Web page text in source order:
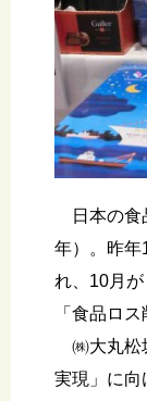
日本の食
年）。昨年
れ、10月
「食品ロ
㈱大丸松
実現」に向